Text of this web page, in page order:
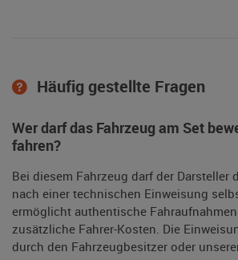
Häufig gestellte Fragen
Wer darf das Fahrzeug am Set
fahren?
Bei diesem Fahrzeug darf der Darsteller
nach einer technischen Einweisung
ermöglicht authentische
zusätzliche Fahrer-Kosten. Die
durch den Fahrzeugbesitzer oder